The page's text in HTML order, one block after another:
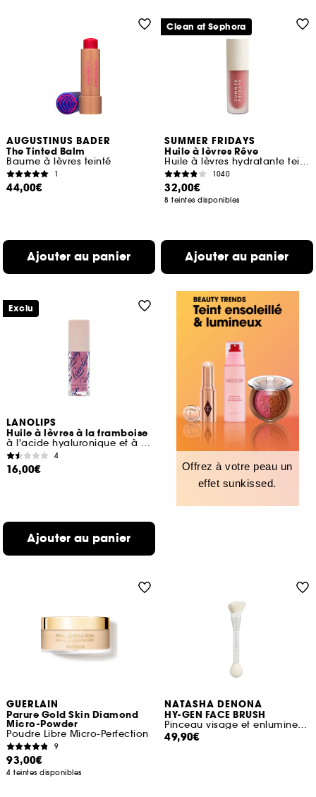
AUGUSTINUS BADER
The Tinted Balm
Baume à lèvres teinté
1
44,00€
Ajouter au panier
SUMMER FRIDAYS
Huile à lèvres Rêve
Huile à lèvres hydratante teintée
1040
32,00€
8 teintes disponibles
Ajouter au panier
Clean at Sephora
LANOLIPS
Huile à lèvres à la framboise
à l'acide hyaluronique et à la lanoline
4
16,00€
Ajouter au panier
Exclu
Offrez à votre peau un
effet sunkissed.
GUERLAIN
Parure Gold Skin Diamond
Micro-Powder
Poudre Libre Micro-Perfection
9
93,00€
4 teintes disponibles
NATASHA DENONA
HY-GEN FACE BRUSH
Pinceau visage et enlumineur à deux extrémités
49,90€